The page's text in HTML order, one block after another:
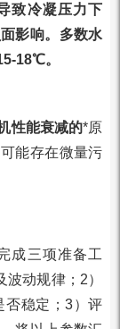
致冷凝压力下
影响。多数水
18℃。
性能衰减的*原
能存在微量污
成三项准备工
动规律；2）
否稳定；3）评